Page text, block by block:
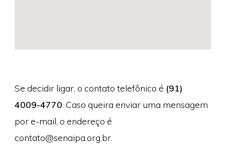
Se decidir ligar, o contato telefônico é (91)
4009-4770 . Caso queira enviar uma mensagem
por e-mail, o endereço é
contato@senaipa.org.br.